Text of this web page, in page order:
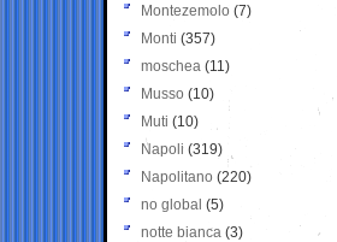
Montezemolo (7)
Monti (357)
moschea (11)
Musso (10)
Muti (10)
Napoli (319)
Napolitano (220)
no global (5)
notte bianca (3)